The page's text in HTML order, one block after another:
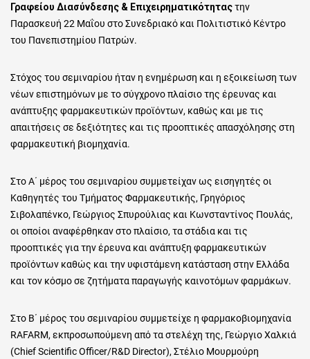
Γραφείου Διασύνδεσης & Επιχειρηματικότηταςτην
Παρασκευή 22 Μαΐου στο Συνεδριακό και Πολιτιστικό Κέντρο
του Πανεπιστημίου Πατρών.
Στόχος του σεμιναρίου ήταν η ενημέρωση και η εξοικείωση των
νέων επιστημόνων με το σύγχρονο πλαίσιο της έρευνας και
ανάπτυξης φαρμακευτικών προϊόντων, καθώς και με τις
απαιτήσεις σε δεξιότητες και τις προοπτικές απασχόλησης στη
φαρμακευτική βιομηχανία.
Στο Α΄ μέρος του σεμιναρίου συμμετείχαν ως εισηγητές οι
Καθηγητές του Τμήματος Φαρμακευτικής, Γρηγόριος
Σιβολαπένκο, Γεώργιος Σπυρούλιας και Κωνσταντίνος Πουλάς,
οι οποίοι αναφέρθηκαν στο πλαίσιο, τα στάδια και τις
προοπτικές για την έρευνα και ανάπτυξη φαρμακευτικών
προϊόντων καθώς και την υφιστάμενη κατάσταση στην Ελλάδα
και τον κόσμο σε ζητήματα παραγωγής καινοτόμων φαρμάκων.
Στο Β΄ μέρος του σεμιναρίου συμμετείχε η φαρμακοβιομηχανία
RAFARM, εκπροσωπούμενη από τα στελέχη της, Γεώργιο Χαλκιά
(Chief Scientific Officer/R&D Director), Στέλιο Μουρμούρη